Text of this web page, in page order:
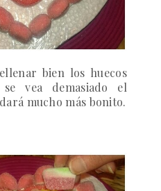
bien los huecos
vea demasiado el
mucho más bonito.